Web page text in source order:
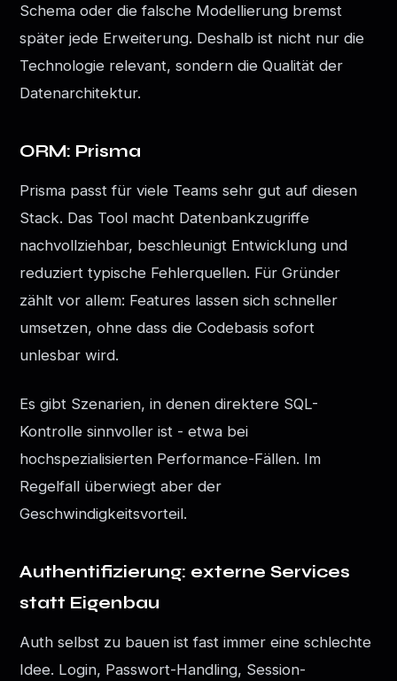
Schema oder die falsche Modellierung bremst
später jede Erweiterung. Deshalb ist nicht nur die
Technologie relevant, sondern die Qualität der
Datenarchitektur.
ORM: Prisma
Prisma passt für viele Teams sehr gut auf diesen
Stack. Das Tool macht Datenbankzugriffe
nachvollziehbar, beschleunigt Entwicklung und
reduziert typische Fehlerquellen. Für Gründer
zählt vor allem: Features lassen sich schneller
umsetzen, ohne dass die Codebasis sofort
unlesbar wird.
Es gibt Szenarien, in denen direktere SQL-
Kontrolle sinnvoller ist - etwa bei
hochspezialisierten Performance-Fällen. Im
Regelfall überwiegt aber der
Geschwindigkeitsvorteil.
Authentifizierung: externe Services
statt Eigenbau
Auth selbst zu bauen ist fast immer eine schlechte
Idee. Login, Passwort-Handling, Session-